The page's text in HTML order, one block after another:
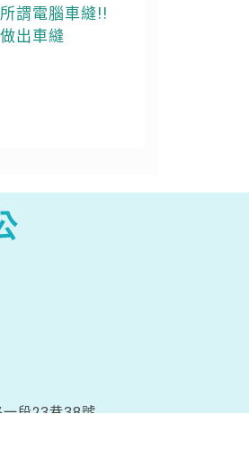
謂電腦車縫!!
出車縫
段23巷38號